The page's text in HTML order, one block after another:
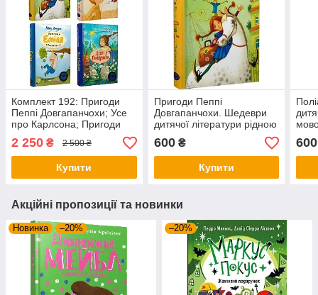
Комплект 192: Пригоди
Пеппі Довгапанчохи; Усе
про Карлсона; Пригоди
Еміля з Льонеберґи; Діти з
Гамірного
2 250 ₴ 2 500 ₴
Купити
Пригоди Пеппі
Довгапанчохи. Шедеври
дитячої літератури рідною
мовою (Зелена). Автор
Астрід Ліндґрен
600₴
Купити
600
Акційні пропозиції та новинки
Новинка –20% –20%